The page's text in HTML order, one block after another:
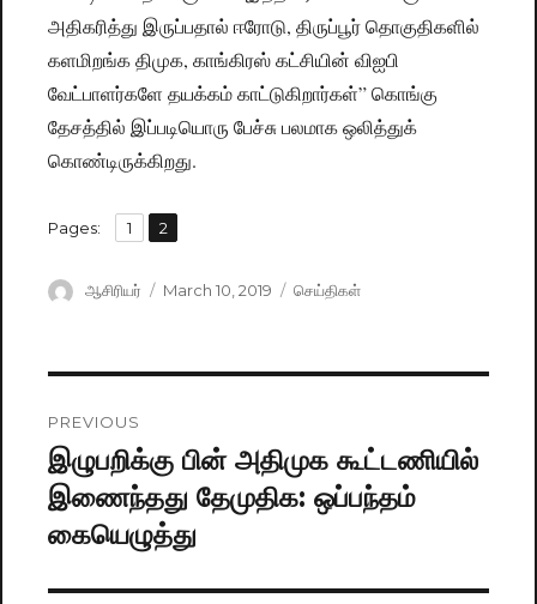
அதிகரித்து இருப்பதால் ஈரோடு, திருப்பூர் தொகுதிகளில்
களமிறங்க திமுக, காங்கிரஸ் கட்சியின் விஐபி
வேட்பாளர்களே தயக்கம் காட்டுகிறார்கள்” கொங்கு
தேசத்தில் இப்படியொரு பேச்சு பலமாக ஒலித்துக்
கொண்டிருக்கிறது.
Pages: Page
1 ,
Page
2
Author
ஆசிரியர்
Posted
March 10, 2019 Categories
செய்திகள்
navigation
PREVIOUS
Previous
post:
இழுபறிக்கு பின் அதிமுக கூட்டணியில்
இணைந்தது தேமுதிக: ஒப்பந்தம்
கையெழுத்து